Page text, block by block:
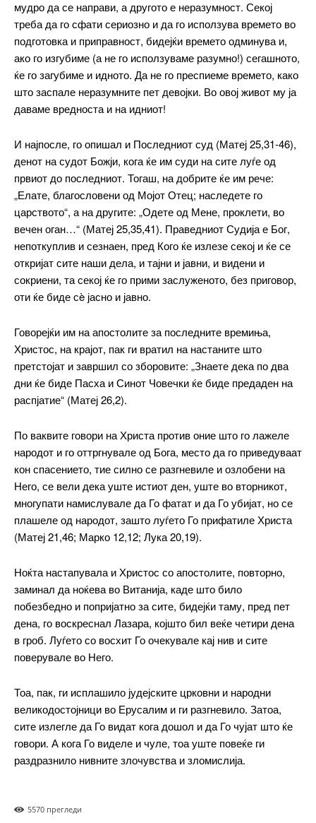
мудро да се направи, а другото е неразумност. Секој
треба да го сфати сериозно и да го исползува времето во
подготовка и приправност, бидејќи времето одминува и,
ако го изгубиме (а не го исползуваме разумно!) сегашното,
ќе го загубиме и идното. Да не го преспиеме времето, како
што заспале неразумните пет девојки. Во овој живот му ја
даваме вредноста и на идниот!
И најпосле, го опишал и Последниот суд (Матеј 25,31-46),
денот на судот Божји, кога ќе им суди на сите луѓе од
првиот до последниот. Тогаш, на добрите ќе им рече:
„Елате, благословени од Мојот Отец; наследете го
царството“, а на другите: „Одете од Мене, проклети, во
вечен оган…“ (Матеј 25,35,41). Праведниот Судија е Бог,
непоткуплив и сезнаен, пред Кого ќе излезе секој и ќе се
откријат сите наши дела, и тајни и јавни, и видени и
сокриени, та секој ќе го прими заслуженото, без приговор,
оти ќе биде сè јасно и јавно.
Говорејќи им на апостолите за последните времиња,
Христос, на крајот, пак ги вратил на настаните што
претстојат и завршил со зборовите: „Знаете дека по два
дни ќе биде Пасха и Синот Човечки ќе биде предаден на
распјатие“ (Матеј 26,2).
По ваквите говори на Христа против оние што го лажеле
народот и го оттргнувале од Бога, место да го приведуваат
кон спасението, тие силно се разгневиле и озлобени на
Него, се вели дека уште истиот ден, уште во вторникот,
многупати намислувале да Го фатат и да Го убијат, но се
плашеле од народот, зашто луѓето Го прифатиле Христа
(Матеј 21,46; Марко 12,12; Лука 20,19).
Ноќта настапувала и Христос со апостолите, повторно,
заминал да ноќева во Витанија, каде што било
побезбедно и попријатно за сите, бидејќи таму, пред пет
дена, го воскреснал Лазара, којшто бил веќе четири дена
в гроб. Луѓето со восхит Го очекувале кај нив и сите
поверувале во Него.
Тоа, пак, ги исплашило јудејските црковни и народни
великодостојници во Ерусалим и ги разгневило. Затоа,
сите излегле да Го видат кога дошол и да Го чујат што ќе
говори. А кога Го виделе и чуле, тоа уште повеќе ги
раздразнило нивните злочувства и зломислија.
5570 прегледи